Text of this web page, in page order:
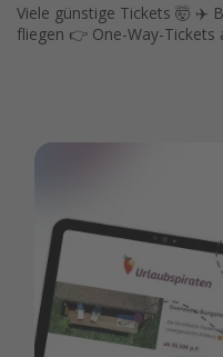
Weitere Themen
Rundreisen in Thailand
Reisepassfreie Reiseziele
Travel Know How
Silvesterreisen
Last Minute Urlaub
Viele günstige Tickets 🤯 ✈️
fliegen 👉 One-Way-Tickets